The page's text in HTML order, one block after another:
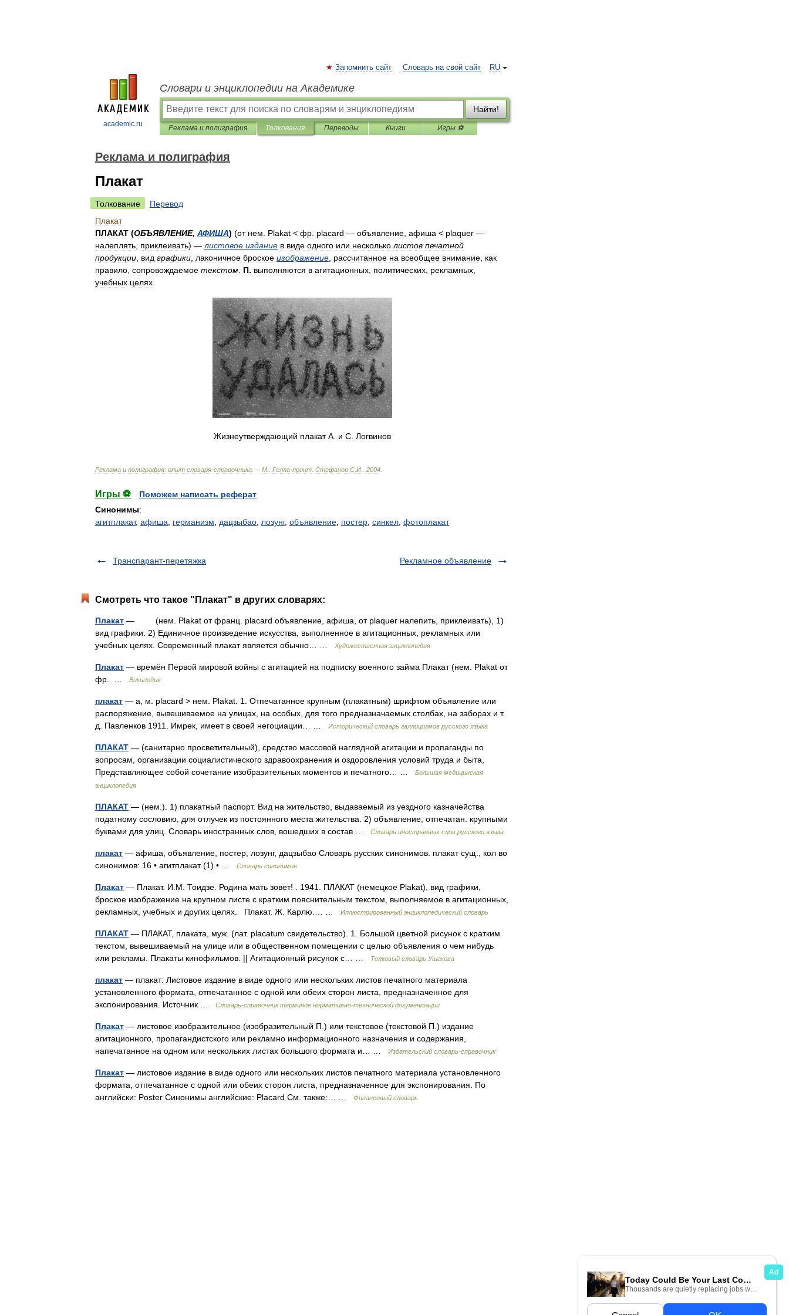
academic.ru
RU
Запомнить сайт Словарь на свой сайт
Словари и энциклопедии на Академике
Найти!
Реклама и полиграфия Толкования Переводы Книги Игры ⚽
Реклама и полиграфия
Плакат
Толкование
Перевод
Плакат
ПЛАКАТ (ОБЪЯВЛЕНИЕ, АФИША) (от нем Plakat < фр placard — объявление афиша < plaquer —
налеплять приклеивать) — листовое издание в виде одного или несколько листов печатной
продукции вид графики лаконичное броское изображение рассчитанное на всеобщее внимание как
правило сопровождаемое текстом П. выполняются в агитационных политических рекламных
учебных целях
Жизнеутверждающий плакат А. и С. Логвинов
Реклама и полиграфия: опыт словаря-справочника .— М : Гелла-принт Стефанов С И 2004
Игры ⚽
Поможем написать реферат
Синонимы:
агитплакат, афиша германизм дацзыбао лозунг, объявление постер синкел фотоплакат
Транспарант-перетяжка Рекламное объявление
Смотреть что такое "Плакат" в других словарях:
Плакат — (нем. Plakat от франц. placard объявление, афиша, от plaquer налепить, приклеивать), 1)
вид графики. 2) Единичное произведение искусства, выполненное в агитационных, рекламных или
учебных целях. Современный плакат является обычно… …
Художественная энциклопедия
Плакат — времён Первой мировой войны с агитацией на подписку военного займа Плакат (нем. Plakat от
фр. …
Википедия
плакат — а, м. placard > нем. Plakat. 1. Отпечатанное крупным (плакатным) шрифтом объявление или
распоряжение, вывешиваемое на улицах, на особых, для того предназначаемых столбах, на заборах и т.
д. Павленков 1911. Имрек, имеет в своей негоциации… …
Исторический словарь галлицизмов русского языка
ПЛАКАТ — (санитарно просветительный), средство массовой наглядной агитации и пропаганды по
вопросам, организации социалистического здравоохранения и оздоровления условий труда и быта,
Представляющее собой сочетание изобразительных моментов и печатного… …
Большая медицинская
энциклопедия
ПЛАКАТ — (нем.). 1) плакатный паспорт. Вид на жительство, выдаваемый из уездного казначейства
податному сословию, для отлучек из постоянного места жительства. 2) объявление, отпечатан. крупными
буквами для улиц. Словарь иностранных слов, вошедших в состав …
Словарь иностранных слов русского языка
плакат — афиша, объявление, постер, лозунг, дацзыбао Словарь русских синонимов. плакат сущ., кол во
синонимов: 16 • агитплакат (1) • …
Словарь синонимов
Плакат — Плакат. И.М. Тоидзе. Родина мать зовет! . 1941. ПЛАКАТ (немецкое Plakat), вид графики,
броское изображение на крупном листе с кратким пояснительным текстом, выполняемое в агитационных,
рекламных, учебных и других целях. Плакат. Ж. Карлю.… …
Иллюстрированный энциклопедический словарь
ПЛАКАТ — ПЛАКАТ, плаката, муж. (лат. placatum свидетельство). 1. Большой цветной рисунок с кратким
текстом, вывешиваемый на улице или в общественном помещении с целью объявления о чем нибудь
или рекламы. Плакаты кинофильмов. || Агитационный рисунок с… …
Толковый словарь Ушакова
плакат — плакат: Листовое издание в виде одного или нескольких листов печатного материала
установленного формата, отпечатанное с одной или обеих сторон листа, предназначенное для
экспонирования. Источник …
Словарь-справочник терминов нормативно-технической документации
Плакат — листовое изобразительное (изобразительный П.) или текстовое (текстовой П.) издание
агитационного, пропагандистского или рекламно информационного назначения и содержания,
напечатанное на одном или нескольких листах большого формата и… …
Издательский словарь-справочник
Плакат — листовое издание в виде одного или нескольких листов печатного материала установленного
формата, отпечатанное с одной или обеих сторон листа, предназначенное для экспонирования. По
английски: Poster Синонимы английские: Placard См. также:… …
Финансовый словарь